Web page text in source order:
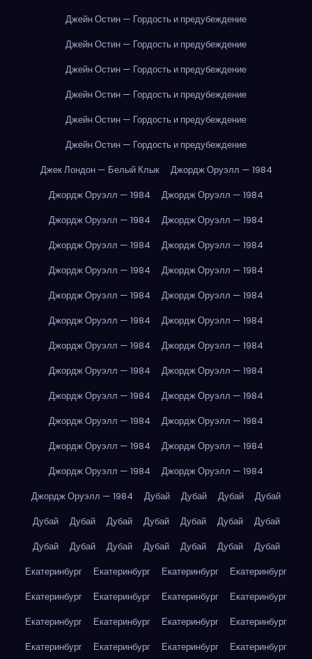
Джейн Остин — Гордость и предубеждение
Джейн Остин — Гордость и предубеждение
Джейн Остин — Гордость и предубеждение
Джейн Остин — Гордость и предубеждение
Джейн Остин — Гордость и предубеждение
Джейн Остин — Гордость и предубеждение
Джек Лондон — Белый Клык
Джордж Оруэлл — 1984
Джордж Оруэлл — 1984
Джордж Оруэлл — 1984
Джордж Оруэлл — 1984
Джордж Оруэлл — 1984
Джордж Оруэлл — 1984
Джордж Оруэлл — 1984
Джордж Оруэлл — 1984
Джордж Оруэлл — 1984
Джордж Оруэлл — 1984
Джордж Оруэлл — 1984
Джордж Оруэлл — 1984
Джордж Оруэлл — 1984
Джордж Оруэлл — 1984
Джордж Оруэлл — 1984
Джордж Оруэлл — 1984
Джордж Оруэлл — 1984
Джордж Оруэлл — 1984
Джордж Оруэлл — 1984
Джордж Оруэлл — 1984
Джордж Оруэлл — 1984
Джордж Оруэлл — 1984
Джордж Оруэлл — 1984
Джордж Оруэлл — 1984
Джордж Оруэлл — 1984
Джордж Оруэлл — 1984
Дубай Дубай Дубай
Дубай
Дубай
Дубай Дубай Дубай Дубай Дубай
Дубай
Дубай
Дубай Дубай Дубай Дубай Дубай
Дубай
Екатеринбург
Екатеринбург Екатеринбург
Екатеринбург
Екатеринбург
Екатеринбург Екатеринбург
Екатеринбург
Екатеринбург
Екатеринбург Екатеринбург
Екатеринбург
Екатеринбург
Екатеринбург Екатеринбург
Екатеринбург